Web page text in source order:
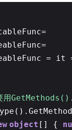
= it
用
object [] {